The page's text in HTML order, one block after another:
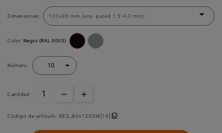
Dimensiones:
Color: Negro (RAL 9005)
Número :
Cantidad :
Código de artículo: RES_80x120SW[10]